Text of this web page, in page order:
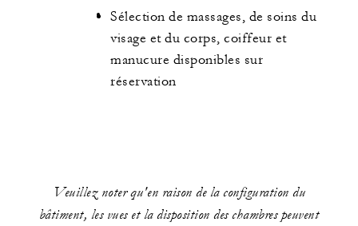
Sélection de massages, de soins du
visage et du corps, coiffeur et
manucure disponibles sur
réservation
Veuillez noter qu'en raison de la configuration du
bâtiment, les vues et la disposition des chambres peuvent